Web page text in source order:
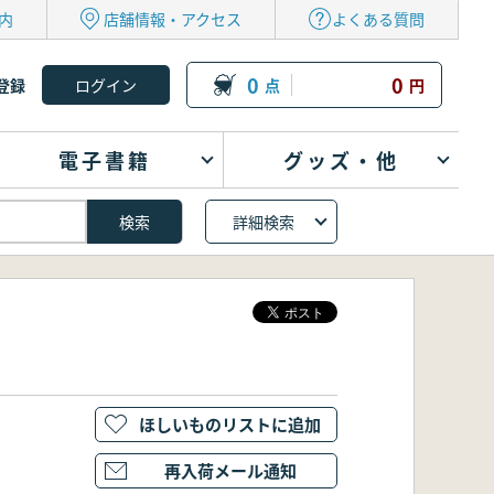
店舗情報・アクセス よくある質問
録 0 点 0 円
電子書籍 グッズ・他
詳細検索
ほしいものリストに追加
再入荷メール通知